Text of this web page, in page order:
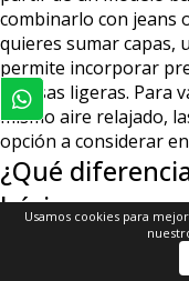
combinarlo con jeans
quieres sumar capas,
permite incorporar
camisas ligeras.
mismo aire relajado,
opción a considerar
¿Qué
básico y uno
Un hoodie básico se
pocos elementos
Usamos cookies para